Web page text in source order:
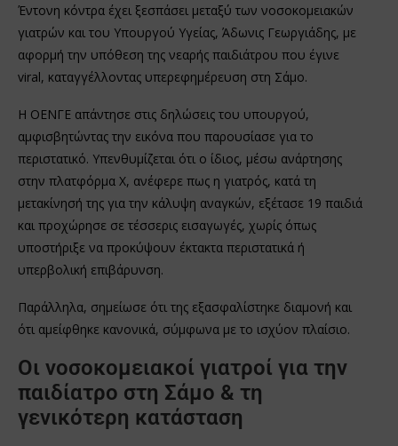
Έντονη κόντρα έχει ξεσπάσει μεταξύ των νοσοκομειακών
γιατρών και του Yπουργού Υγείας, Άδωνις Γεωργιάδης, με
αφορμή την υπόθεση της νεαρής παιδιάτρου που έγινε
viral, καταγγέλλοντας υπερεφημέρευση στη Σάμο.
Η ΟΕΝΓΕ απάντησε στις δηλώσεις του υπουργού,
αμφισβητώντας την εικόνα που παρουσίασε για το
περιστατικό. Υπενθυμίζεται ότι ο ίδιος, μέσω ανάρτησης
στην πλατφόρμα Χ, ανέφερε πως η γιατρός, κατά τη
μετακίνησή της για την κάλυψη αναγκών, εξέτασε 19 παιδιά
και προχώρησε σε τέσσερις εισαγωγές, χωρίς όπως
υποστήριξε να προκύψουν έκτακτα περιστατικά ή
υπερβολική επιβάρυνση.
Παράλληλα, σημείωσε ότι της εξασφαλίστηκε διαμονή και
ότι αμείφθηκε κανονικά, σύμφωνα με το ισχύον πλαίσιο.
Οι νοσοκομειακοί γιατροί για την
παιδίατρο στη Σάμο & τη
γενικότερη κατάσταση